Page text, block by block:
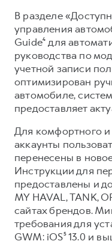
Коллекция Базовая
Коллекция Детская
В разделе
управления
Guide⁴ для
руководства по
учетной записи
оптимизирован
автомобиле,
предоставляет
Для комфортного
аккаунты
перенесены в
Инструкции для
предоставлены и
MY HAVAL, TANK,
сайтах брендов.
требования для
GWM: iOS⁵ 13.0 и